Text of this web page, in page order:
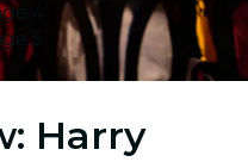
4
5
Harry